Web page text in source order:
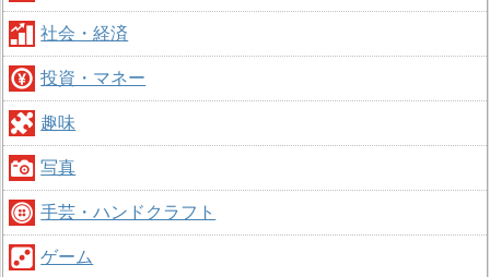
社会・経済
投資・マネー
趣味
写真
手芸・ハンドクラフト
ゲーム